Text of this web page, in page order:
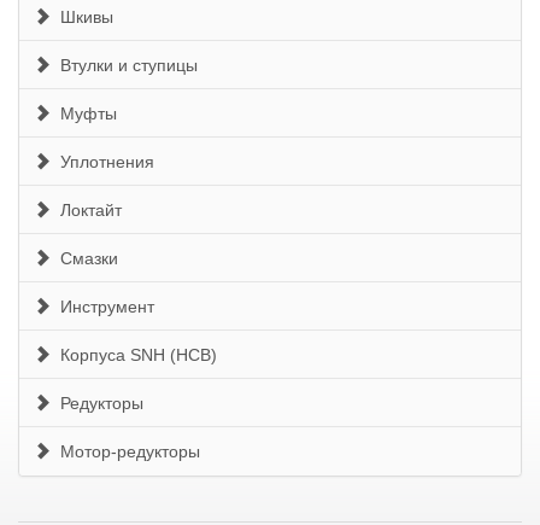
Шкивы
Втулки и ступицы
Муфты
Уплотнения
Локтайт
Смазки
Инструмент
Корпуса SNH (HCB)
Редукторы
Мотор-редукторы